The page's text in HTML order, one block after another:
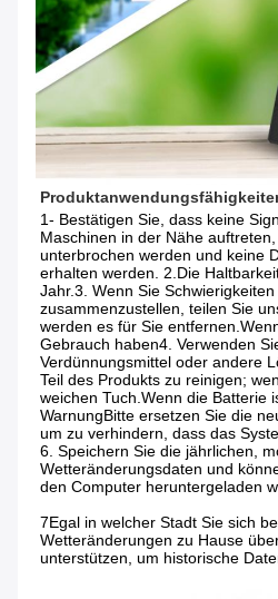
1- Bestätigen Sie, dass keine
Maschinen in der Nähe
unterbrochen werden und keine
erhalten werden. 2.Die
Jahr.3. Wenn Sie
zusammenzustellen, teilen Sie
werden es für Sie
Gebrauch haben4. Verwenden
Verdünnungsmittel oder andere
Teil des Produkts zu reinigen;
weichen Tuch.Wenn die Batterie
WarnungBitte ersetzen Sie die
um zu verhindern, dass das
6. Speichern Sie die jährlichen,
Wetteränderungsdaten und
den Computer heruntergeladen
7Egal in welcher Stadt Sie sich
Wetteränderungen zu Hause
unterstützen, um historische